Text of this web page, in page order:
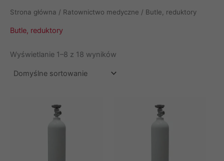
Strona główna / Ratownictwo medyczne / Butle, reduktory
Butle, reduktory
Wyświetlanie 1–8 z 18 wyników